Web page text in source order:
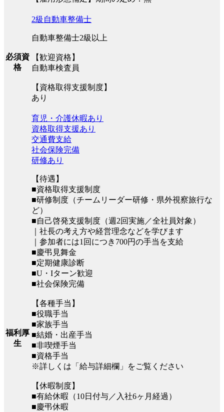
必須資
格
2級自動車整備士
自動車整備士2級以上
【歓迎資格】
自動車検査員
【資格取得支援制度】
あり
福利厚
生
育児・介護休暇あり
資格取得支援あり
交通費支給
社会保険完備
研修あり
【待遇】
■資格取得支援制度
■研修制度（チームリーダー研修・県外視察旅行な
ど）
■自己啓発支援制度（週2回実施／全社員対象）
｜社長の考え方や経営理念などを学びます
｜参加者には1回につき700円の手当を支給
■慶弔見舞金
■定期健康診断
■U・Iターン歓迎
■社会保険完備
【各種手当】
■役職手当
■家族手当
■結婚・出産手当
■非喫煙手当
■資格手当
※詳しくは「給与詳細欄」をご覧ください
【休暇制度】
■有給休暇（10日付与／入社6ヶ月経過）
■慶弔休暇